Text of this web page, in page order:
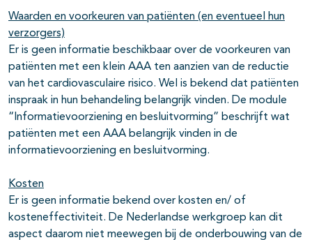
Waarden en voorkeuren van patiënten (en eventueel hun
verzorgers)
Er is geen informatie beschikbaar over de voorkeuren van
patiënten met een klein AAA ten aanzien van de reductie
van het cardiovasculaire risico. Wel is bekend dat patiënten
inspraak in hun behandeling belangrijk vinden. De module
“Informatievoorziening en besluitvorming” beschrijft wat
patiënten met een AAA belangrijk vinden in de
informatievoorziening en besluitvorming.
Kosten
Er is geen informatie bekend over kosten en/ of
kosteneffectiviteit. De Nederlandse werkgroep kan dit
aspect daarom niet meewegen bij de onderbouwing van de